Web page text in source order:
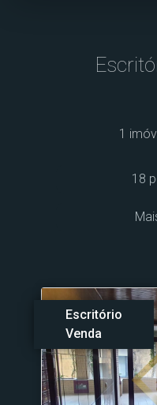
1
18
Escritório
Venda